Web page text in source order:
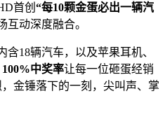
首创 “每10颗金蛋必出一辆汽
互动深度融合。
18辆汽车，以及苹果耳机、
100%中奖率让每一位砸蛋经销
金锤落下的一刻，尖叫声、掌